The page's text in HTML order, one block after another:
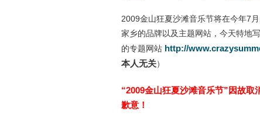
2009金山狂夏沙滩音乐节将在今年7
家乡的品牌以及主题网站，今天特地
的专题网站 http://
本人无关）
“2009金山狂夏沙滩音乐节”因故
歉意！